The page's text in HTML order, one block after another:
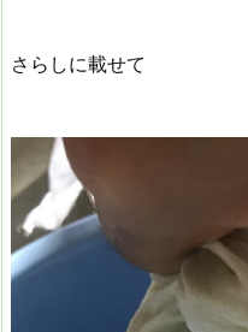
さらしに載せて